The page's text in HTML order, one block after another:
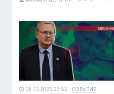
08.12.2025 23:52 СОБЫТИЯ